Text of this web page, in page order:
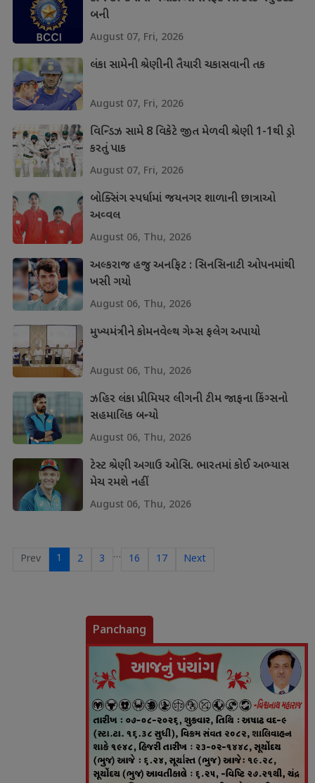
બની
August 07, Fri, 2026
લંકા સામેની શ્રેણીની તૈયારી ચકાસવાની તક
August 07, Fri, 2026
વિન્ડિઝ સામે 8 વિકેટે જીત મેળવી શ્રેણી 1-1થી ડ્રો
કરતું પાક
August 07, Fri, 2026
બોક્સિંગ સ્પર્ધામાં જયનગર શાળાની છાત્રાઓ
અવ્વલ
August 06, Thu, 2026
અલ્કરાજ હજુ અનફિટ : સિનસિનાટી ઓપનમાંથી
ખસી ગયો
August 06, Thu, 2026
મુખ્યમંત્રીને કોમનવેલ્થ ગેમ્સ ફલેગ અપાયો
August 06, Thu, 2026
ઝહિર લંકા પ્રીમિયર લીગની ટીમ જાફના કિંગ્સનો
સહમાલિક બન્યો
August 06, Thu, 2026
ટેસ્ટ શ્રેણી અગાઉ ઓસિ. ભારતમાં કોઈ અભ્યાસ
મેચ રમશે નહીં
August 06, Thu, 2026
Prev 1 2 3 … 16 17 Next
Panchang